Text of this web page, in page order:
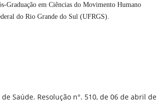
Graduação em Ciências do Movimento Humano
do Rio Grande do Sul (UFRGS).
de Saúde. Resolução n°. 510, de 06 de abril de